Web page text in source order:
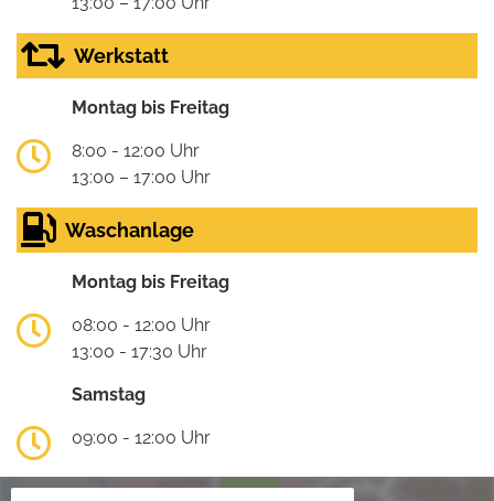
Werkstatt
Montag bis Freitag
8:00 - 12:00 Uhr
13:00 – 17:00 Uhr
Waschanlage
Montag bis Freitag
08:00 - 12:00 Uhr
13:00 - 17:30 Uhr
Samstag
09:00 - 12:00 Uhr